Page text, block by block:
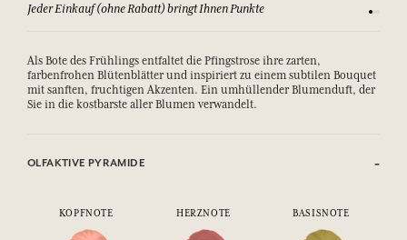
Jeder Einkauf (ohne Rabatt) bringt Ihnen Punkte Sehen
Als Bote des Frühlings entfaltet die Pfingstrose ihre zarten,
farbenfrohen Blütenblätter und inspiriert zu einem subtilen Bouquet
mit sanften, fruchtigen Akzenten. Ein umhüllender Blumenduft, der
Sie in die kostbarste aller Blumen verwandelt.
OLFAKTIVE PYRAMIDE
KOPFNOTE HERZNOTE BASISNOTE